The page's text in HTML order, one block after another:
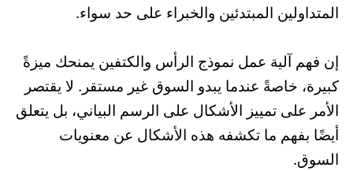
المتداولين المبتدئين والخبراء على حد سواء.
إن فهم آلية عمل نموذج الرأس والكتفين يمنحك ميزةً
كبيرة، خاصةً عندما يبدو السوق غير مستقر. لا يقتصر
الأمر على تمييز الأشكال على الرسم البياني، بل يتعلق
أيضًا بفهم ما تكشفه هذه الأشكال عن معنويات
السوق.